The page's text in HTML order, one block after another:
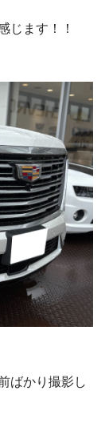
じます！！
ばかり撮影し